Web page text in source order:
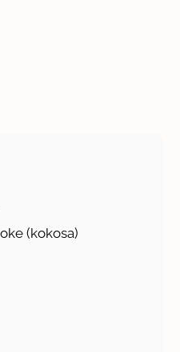
(kokosa)